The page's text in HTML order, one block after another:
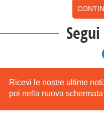
Ricevi le nostre ultime
poi nella nuova